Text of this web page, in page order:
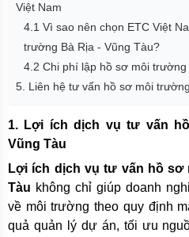
Việt Nam
4.1 Vì sao nên chọn ETC Việt
trường Bà Rịa - Vũng Tàu?
4.2 Chi phí lập hồ sơ môi trường
5. Liên hệ tư vấn hồ sơ môi
1. Lợi ích dịch vụ tư vấn
Vũng Tàu
Lợi ích dịch vụ tư vấn hồ sơ
Tàu không chỉ giúp doanh
về môi trường theo quy định
quả quản lý dự án, tối ưu